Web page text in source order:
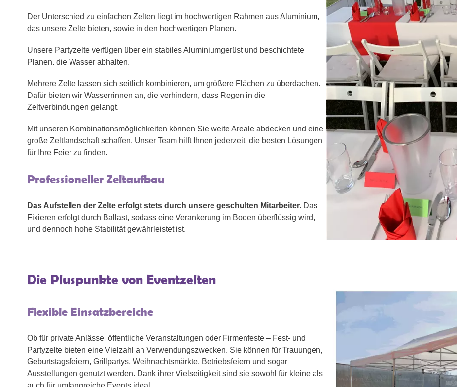
Der Unterschied zu einfachen Zelten liegt im hochwertigen Rahmen aus Aluminium,
das unsere Zelte bieten, sowie in den hochwertigen Planen.
Unsere Partyzelte verfügen über ein stabiles Aluminiumgerüst und beschichtete
Planen, die Wasser abhalten.
Mehrere Zelte lassen sich seitlich kombinieren, um größere Flächen zu überdachen.
Dafür bieten wir Wasserrinnen an, die verhindern, dass Regen in die
Zeltverbindungen gelangt.
Mit unseren Kombinationsmöglichkeiten können Sie weite Areale abdecken und eine
große Zeltlandschaft schaffen. Unser Team hilft Ihnen jederzeit, die besten Lösungen
für Ihre Feier zu finden.
Professioneller Zeltaufbau
Das Aufstellen der Zelte erfolgt stets durch unsere geschulten Mitarbeiter. Das
Fixieren erfolgt durch Ballast, sodass eine Verankerung im Boden überflüssig wird,
und dennoch hohe Stabilität gewährleistet ist.
Die Pluspunkte von Eventzelten
Flexible Einsatzbereiche
Ob für private Anlässe, öffentliche Veranstaltungen oder Firmenfeste – Fest- und
Partyzelte bieten eine Vielzahl an Verwendungszwecken. Sie können für Trauungen,
Geburtstagsfeiern, Grillpartys, Weihnachtsmärkte, Betriebsfeiern und sogar
Ausstellungen genutzt werden. Dank ihrer Vielseitigkeit sind sie sowohl für kleine als